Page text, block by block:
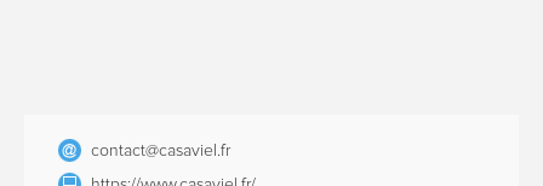
contact@casaviel.fr